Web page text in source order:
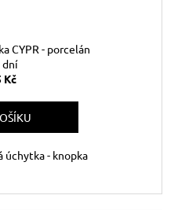
CYPR - porcelán
dní
Kč
úchytka - knopka